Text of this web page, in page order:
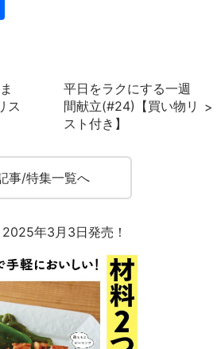
ス
平日をラクにする一週
間献立(#24)【買い物リ
スト付き】
事/特集一覧へ
2025年3月3日発売！